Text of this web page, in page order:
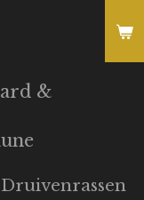
&
Druivenrassen